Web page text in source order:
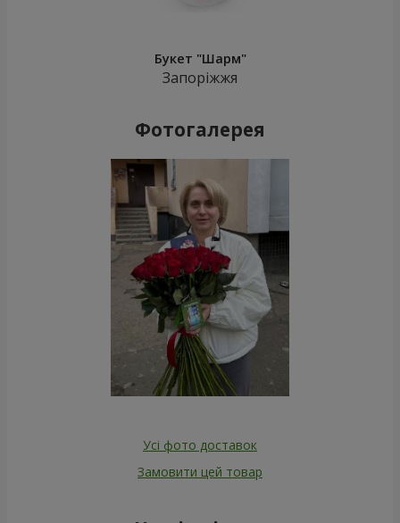
Букет "Шарм"
Запоріжжя
Фотогалерея
Усі фото доставок
Замовити цей товар